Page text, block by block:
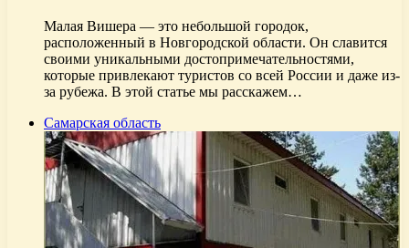
Малая Вишера — это небольшой городок,
расположенный в Новгородской области. Он славится
своими уникальными достопримечательностями,
которые привлекают туристов со всей России и даже из-
за рубежа. В этой статье мы расскажем…
Самарская область